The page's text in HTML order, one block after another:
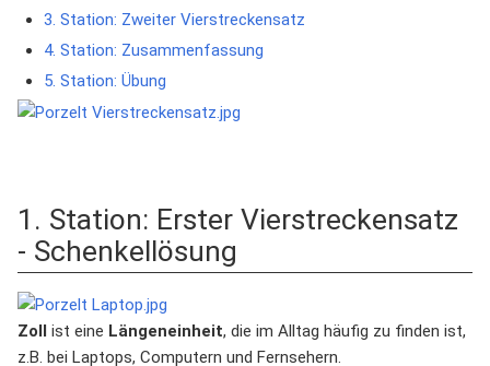
3. Station: Zweiter Vierstreckensatz
4. Station: Zusammenfassung
5. Station: Übung
1. Station: Erster Vierstreckensatz
- Schenkellösung
Zoll ist eine Längeneinheit, die im Alltag häufig zu finden ist,
z.B. bei Laptops, Computern und Fernsehern.